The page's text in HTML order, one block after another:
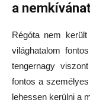
a
Régóta nem
világhatalom
tengernagy
fontos a
lehessen kerülni a